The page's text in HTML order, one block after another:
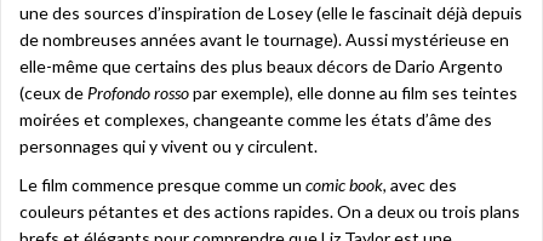
une des sources d’inspiration de Losey (elle le fascinait déjà depuis
de nombreuses années avant le tournage). Aussi mystérieuse en
elle-même que certains des plus beaux décors de Dario Argento
(ceux de Profondo rossopar exemple), elle donne au film ses teintes
moirées et complexes, changeante comme les états d’âme des
personnages qui y vivent ou y circulent.
Le film commence presque comme un comic book, avec des
couleurs pétantes et des actions rapides. On a deux ou trois plans